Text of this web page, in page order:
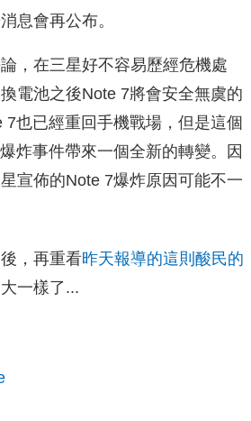
息會再公布。
，在三星好不容易歷經危機處
電池之後Note 7將會安全無虞的
也已經重回手機戰場，但是這個
炸事件帶來一個全新的轉變。因
宣佈的Note 7爆炸原因可能不一
，再重看昨天報導的這則酸民的
一樣了...